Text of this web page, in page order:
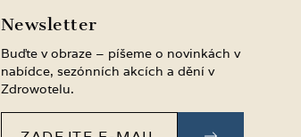
Newsletter
Buďte v obraze – píšeme o novinkách v
nabídce, sezónních akcích a dění v
Zdrowotelu.